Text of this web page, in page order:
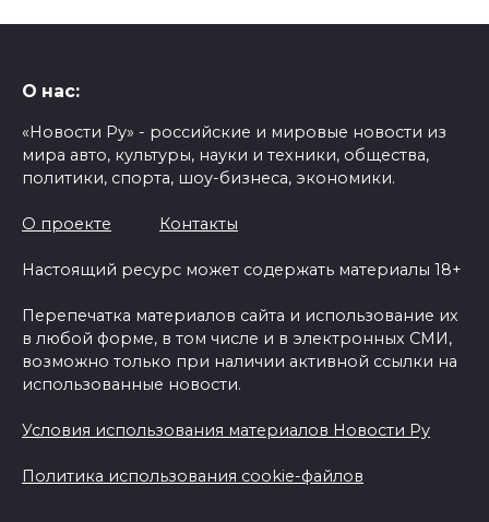
О нас:
«Новости Ру» - российские и мировые новости из
мира авто, культуры, науки и техники, общества,
политики, спорта, шоу-бизнеса, экономики.
О проекте Контакты
Настоящий ресурс может содержать материалы 18+
Перепечатка материалов сайта и использование их
в любой форме, в том числе и в электронных СМИ,
возможно только при наличии активной ссылки на
использованные новости.
Условия использования материалов Новости Ру
Политика использования cookie-файлов